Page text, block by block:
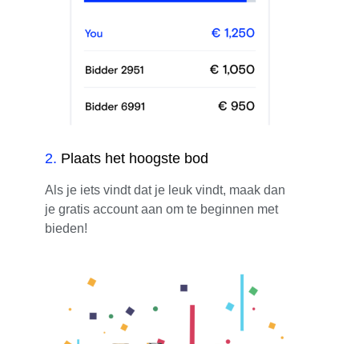
2. Plaats het hoogste bod
Als je iets vindt dat je leuk vindt, maak dan
je gratis account aan om te beginnen met
bieden!